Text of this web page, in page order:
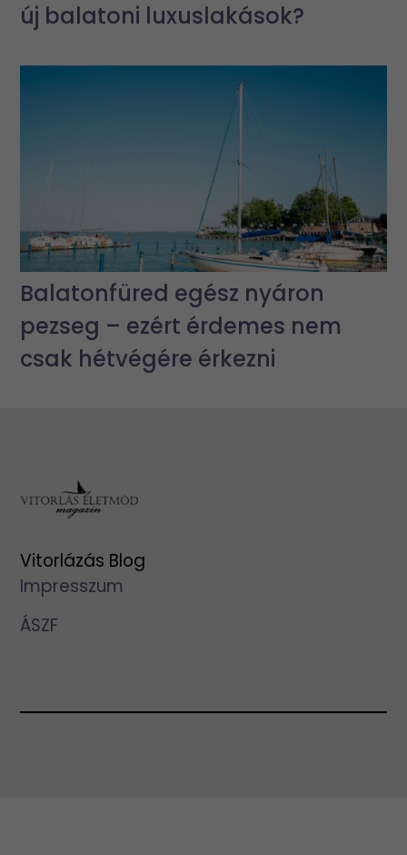
új balatoni luxuslakások?
Balatonfüred egész nyáron
pezseg – ezért érdemes nem
csak hétvégére érkezni
Vitorlázás Blog
Impresszum
ÁSZF